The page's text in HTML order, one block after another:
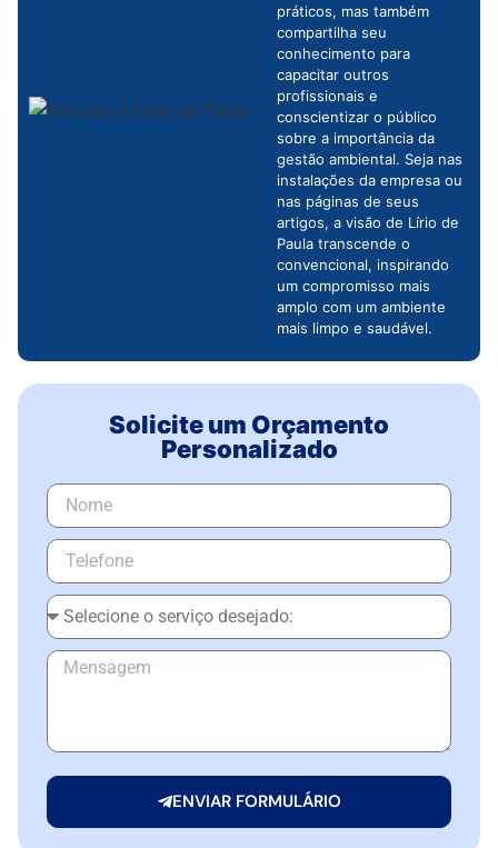
práticos, mas também
compartilha seu
conhecimento para
capacitar outros
profissionais e
conscientizar o público
sobre a importância da
gestão ambiental. Seja nas
instalações da empresa ou
nas páginas de seus
artigos, a visão de Lírio de
Paula transcende o
convencional, inspirando
um compromisso mais
amplo com um ambiente
mais limpo e saudável.
Solicite um Orçamento
Personalizado
ENVIAR FORMULÁRIO